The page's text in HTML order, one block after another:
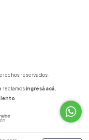
reservados.
reclamosingresá acá.